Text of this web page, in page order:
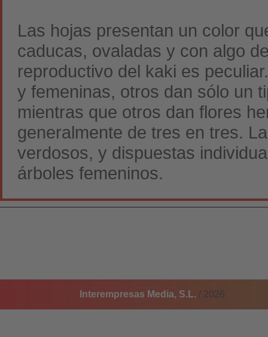
Las hojas presentan un color
caducas, ovaladas y con algo
reproductivo del kaki es
y femeninas, otros dan sólo un
mientras que otros dan flores
generalmente de tres en tres.
verdosos, y dispuestas
árboles femeninos.
Interempresas Media, S.L. / 2026